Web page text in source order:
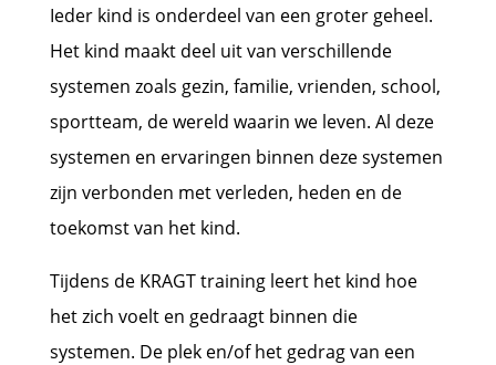
Ieder kind is onderdeel van een groter geheel.
Het kind maakt deel uit van verschillende
systemen zoals gezin, familie, vrienden, school,
sportteam, de wereld waarin we leven. Al deze
systemen en ervaringen binnen deze systemen
zijn verbonden met verleden, heden en de
toekomst van het kind.
Tijdens de KRAGT training leert het kind hoe
het zich voelt en gedraagt binnen die
systemen. De plek en/of het gedrag van een